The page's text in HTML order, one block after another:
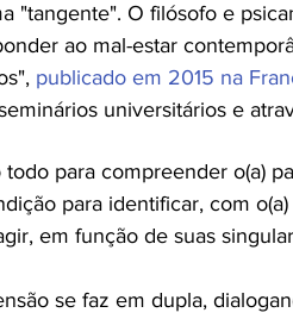
"tangente". O filósofo e
ao mal-estar
publicado em 2015 na
universitários e
para compreender o(a)
para identificar, com
em função de suas
se faz em dupla,